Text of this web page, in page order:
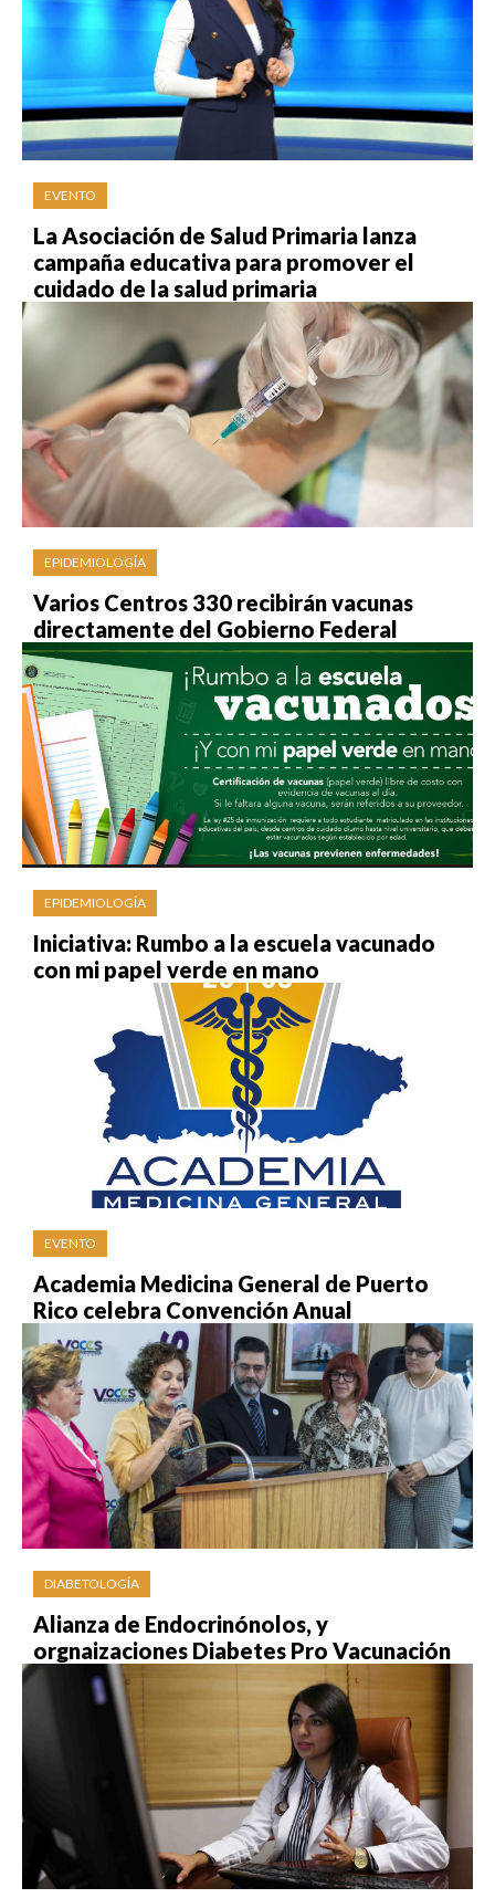
EVENTO
La Asociación de Salud Primaria lanza
campaña educativa para promover el
cuidado de la salud primaria
EPIDEMIOLOGÍA
Varios Centros 330 recibirán vacunas
directamente del Gobierno Federal
EPIDEMIOLOGÍA
Iniciativa: Rumbo a la escuela vacunado
con mi papel verde en mano
EVENTO
Academia Medicina General de Puerto
Rico celebra Convención Anual
DIABETOLOGÍA
Alianza de Endocrinónolos, y
orgnaizaciones Diabetes Pro Vacunación